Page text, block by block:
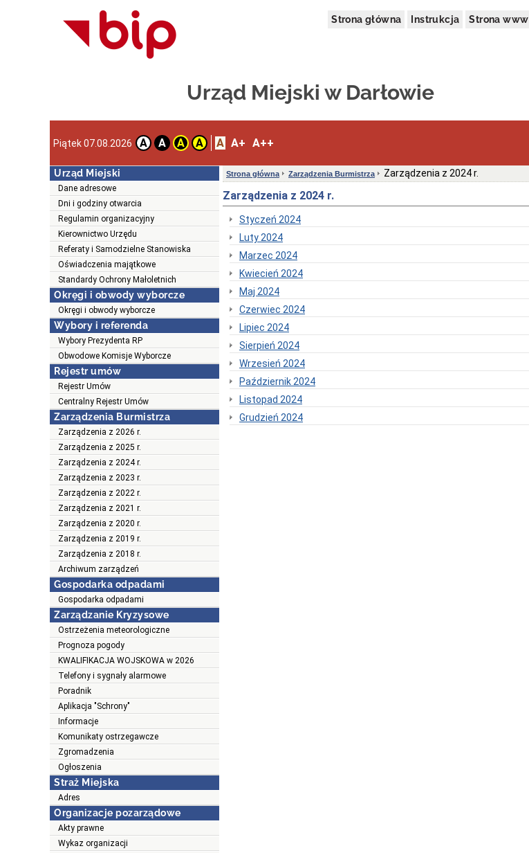
Strona główna Instrukcja Strona www
Urząd Miejski w Darłowie
Piątek 07.08.2026 A A A A A A+ A++
Urząd Miejski
Dane adresowe
Dni i godziny otwarcia
Regulamin organizacyjny
Kierownictwo Urzędu
Referaty i Samodzielne Stanowiska
Oświadczenia majątkowe
Standardy Ochrony Małoletnich
Okręgi i obwody wyborcze
Okręgi i obwody wyborcze
Wybory i referenda
Wybory Prezydenta RP
Obwodowe Komisje Wyborcze
Rejestr umów
Rejestr Umów
Centralny Rejestr Umów
Zarządzenia Burmistrza
Zarządzenia z 2026 r.
Zarządzenia z 2025 r.
Zarządzenia z 2024 r.
Zarządzenia z 2023 r.
Zarządzenia z 2022 r.
Zarządzenia z 2021 r.
Zarządzenia z 2020 r.
Zarządzenia z 2019 r.
Zarządzenia z 2018 r.
Archiwum zarządzeń
Gospodarka odpadami
Gospodarka odpadami
Zarządzanie Kryzysowe
Ostrzeżenia meteorologiczne
Prognoza pogody
KWALIFIKACJA WOJSKOWA w 2026
Telefony i sygnały alarmowe
Poradnik
Aplikacja "Schrony"
Informacje
Komunikaty ostrzegawcze
Zgromadzenia
Ogłoszenia
Straż Miejska
Adres
Organizacje pozarządowe
Akty prawne
Wykaz organizacji
Strona główna Zarządzenia Burmistrza Zarządzenia z 2024 r.
Zarządzenia z 2024 r.
Styczeń 2024
Luty 2024
Marzec 2024
Kwiecień 2024
Maj 2024
Czerwiec 2024
Lipiec 2024
Sierpień 2024
Wrzesień 2024
Październik 2024
Listopad 2024
Grudzień 2024